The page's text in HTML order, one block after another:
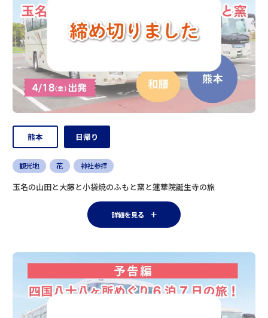
熊本 日帰り
観光地 花 神社参拝
玉名の山田と大藤と小袋焼のふもと窯と蓮華院誕生寺の旅
詳細を見る